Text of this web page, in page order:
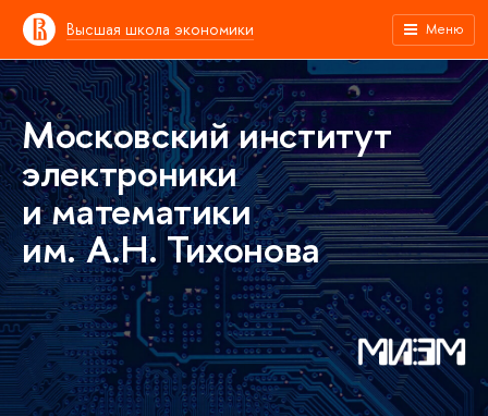
Высшая школа экономики Меню
Московский институт
электроники
и математики
им. А.Н. Тихонова